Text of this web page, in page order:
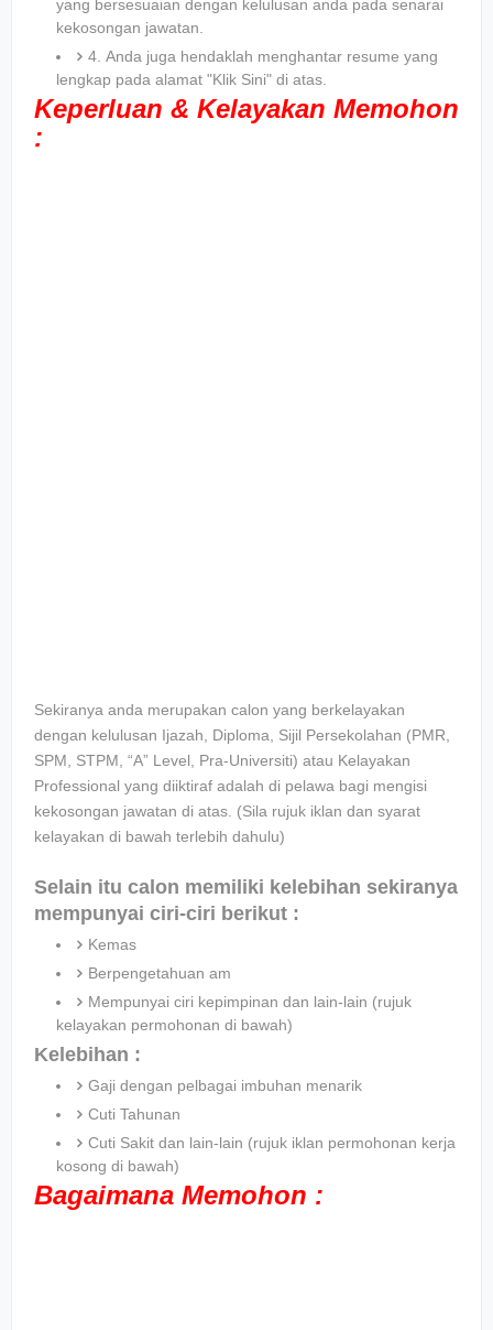
yang bersesuaian dengan kelulusan anda pada senarai
kekosongan jawatan.
4. Anda juga hendaklah menghantar resume yang
lengkap pada alamat "Klik Sini" di atas.
Keperluan & Kelayakan Memohon
:
Sekiranya anda merupakan calon yang berkelayakan
dengan kelulusan Ijazah, Diploma, Sijil Persekolahan (PMR,
SPM, STPM, “A” Level, Pra-Universiti) atau Kelayakan
Professional yang diiktiraf adalah di pelawa bagi mengisi
kekosongan jawatan di atas. (Sila rujuk iklan dan syarat
kelayakan di bawah terlebih dahulu)
Selain itu calon memiliki kelebihan sekiranya
mempunyai ciri-ciri berikut :
Kemas
Berpengetahuan am
Mempunyai ciri kepimpinan dan lain-lain (rujuk
kelayakan permohonan di bawah)
Kelebihan :
Gaji dengan pelbagai imbuhan menarik
Cuti Tahunan
Cuti Sakit dan lain-lain (rujuk iklan permohonan kerja
kosong di bawah)
Bagaimana Memohon :